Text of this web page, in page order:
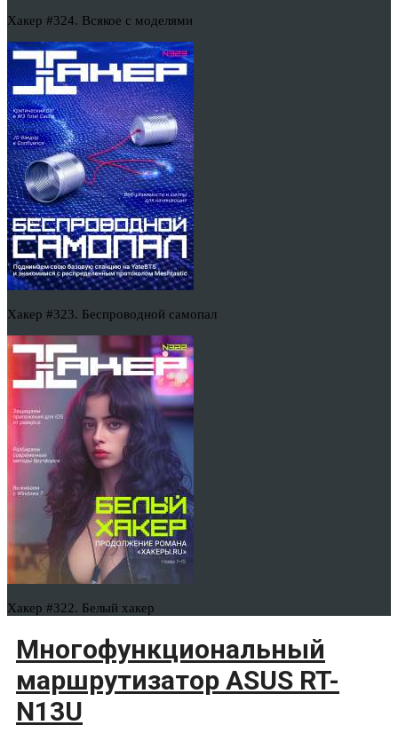
Хакер #324. Всякое с моделями
Хакер #323. Беспроводной самопал
Хакер #322. Белый хакер
Многофункциональный
маршрутизатор ASUS RT-
N13U